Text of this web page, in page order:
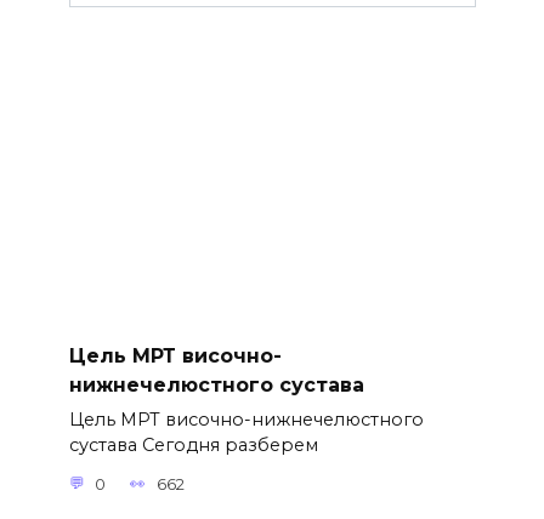
Цель МРТ височно-
нижнечелюстного сустава
Цель МРТ височно-нижнечелюстного
сустава Сегодня разберем
0 662